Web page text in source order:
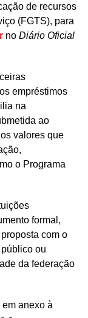
de recursos
(FGTS), para
no Diário Oficial
empréstimos
na
ao
valores que
o Programa
formal,
com o
ou
da federação
anexo à